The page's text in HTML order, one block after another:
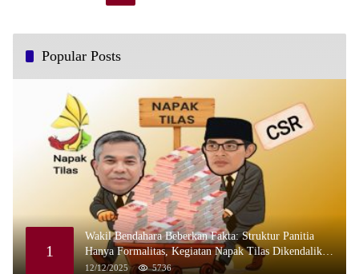
Popular Posts
1
Wakil Bendahara Beberkan Fakta: Struktur Panitia
Hanya Formalitas, Kegiatan Napak Tilas Dikendalikan
Martin dan Kamboja
12/12/2025 5736